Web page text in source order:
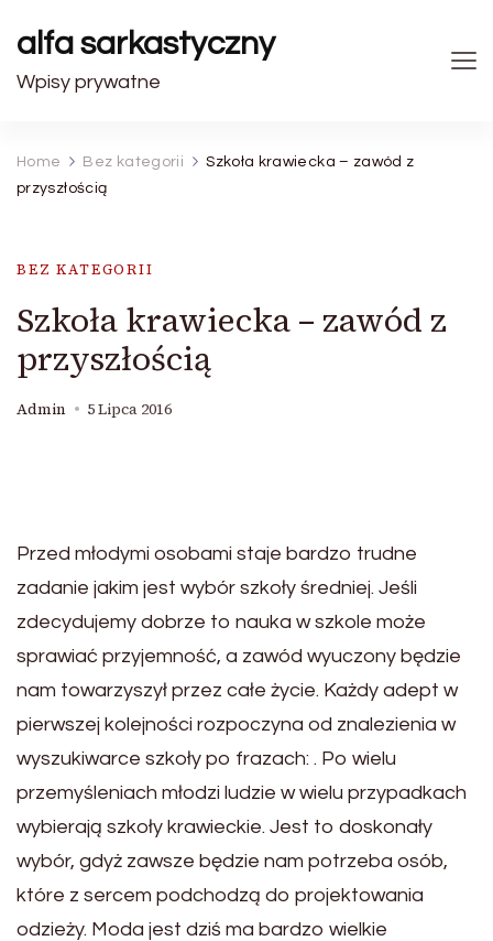
alfa sarkastyczny
Wpisy prywatne
Home Bez kategorii
Szkoła krawiecka – zawód z
przyszłością
BEZ KATEGORII
Szkoła krawiecka – zawód z
przyszłością
Admin 5 Lipca 2016
Przed młodymi osobami staje bardzo trudne
zadanie jakim jest wybór szkoły średniej. Jeśli
zdecydujemy dobrze to nauka w szkole może
sprawiać przyjemność, a zawód wyuczony będzie
nam towarzyszył przez całe życie. Każdy adept w
pierwszej kolejności rozpoczyna od znalezienia w
wyszukiwarce szkoły po frazach: . Po wielu
przemyśleniach młodzi ludzie w wielu przypadkach
wybierają szkoły krawieckie. Jest to doskonały
wybór, gdyż zawsze będzie nam potrzeba osób,
które z sercem podchodzą do projektowania
odzieży. Moda jest dziś ma bardzo wielkie